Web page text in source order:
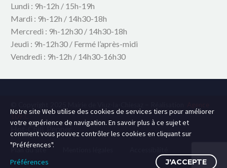
Lundi : 9h-12h / 15h-19h
Mardi : 9h-12h / 14h30-18h
Mercredi : 9h-12h30 / 14h30-18h
Jeudi : 9h-12h30 / Fermé l’après-midi
Vendredi : 9h-12h / 14h30-16h30
109.C
Hot-Chili_Pepper
Plan du site
Notre site Web utilise des cookies de services tiers pour améliorer
votre expérience de navigation. En savoir plus à ce sujet et
comment vous pouvez contrôler les cookies en cliquant sur
"Préférences".
Préférences
J'ACCEPTE